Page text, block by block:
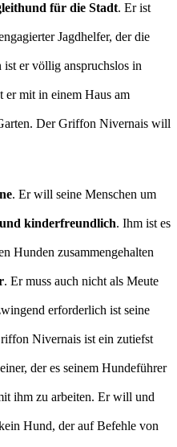
für die Stadt. Er ist
Jagdhelfer, der die
er völlig anspruchslos in
er mit in einem Haus am
Der Griffon Nivernais will
. Er will seine Menschen um
kinderfreundlich. Ihm ist es
Hunden zusammengehalten
. Er muss auch nicht als Meute
erforderlich ist seine
Nivernais ist ein zutiefst
der es seinem Hundeführer
ihm zu arbeiten. Er will und
Hund, der auf Befehle von